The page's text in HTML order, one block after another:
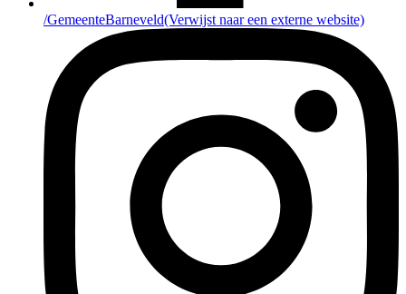
/GemeenteBarneveld(Verwijst naar een externe website)